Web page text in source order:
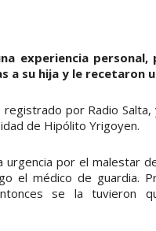
experiencia
a su hija y le recetaron
por Radio
de Hipólito Yrigoyen.
urgencia por el malestar
el médico de guardia.
se la tuvieron